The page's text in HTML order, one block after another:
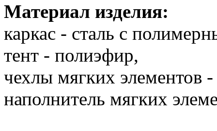
Материал изделия:
каркас - сталь с
тент - полиэфир,
чехлы мягких элементов
наполнитель мягких